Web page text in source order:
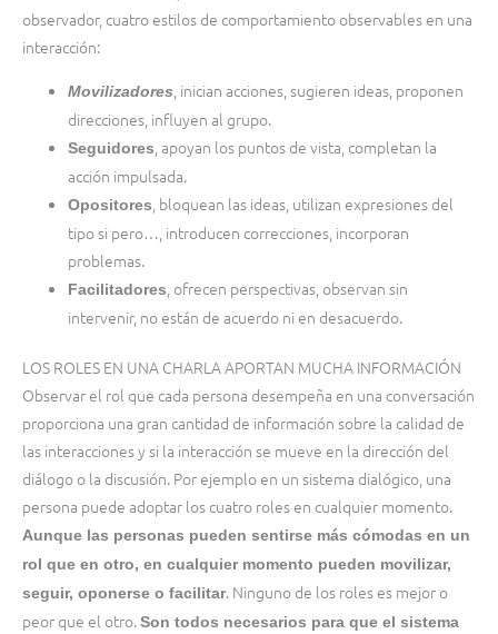
observador, cuatro estilos de comportamiento observables en una
interacción:
Movilizadores , inician acciones, sugieren ideas, proponen
direcciones, influyen al grupo.
Seguidores , apoyan los puntos de vista, completan la
acción impulsada.
Opositores , bloquean las ideas, utilizan expresiones del
tipo si pero…, introducen correcciones, incorporan
problemas.
Facilitadores , ofrecen perspectivas, observan sin
intervenir, no están de acuerdo ni en desacuerdo.
LOS ROLES EN UNA CHARLA APORTAN MUCHA INFORMACIÓN
Observar el rol que cada persona desempeña en una conversación
proporciona una gran cantidad de información sobre la calidad de
las interacciones y si la interacción se mueve en la dirección del
diálogo o la discusión. Por ejemplo en un sistema dialógico, una
persona puede adoptar los cuatro roles en cualquier momento.
Aunque las personas pueden sentirse más cómodas en un
rol que en otro, en cualquier momento pueden movilizar,
seguir, oponerse o facilitar. Ninguno de los roles es mejor o
peor que el otro. Son todos necesarios para que el sistema